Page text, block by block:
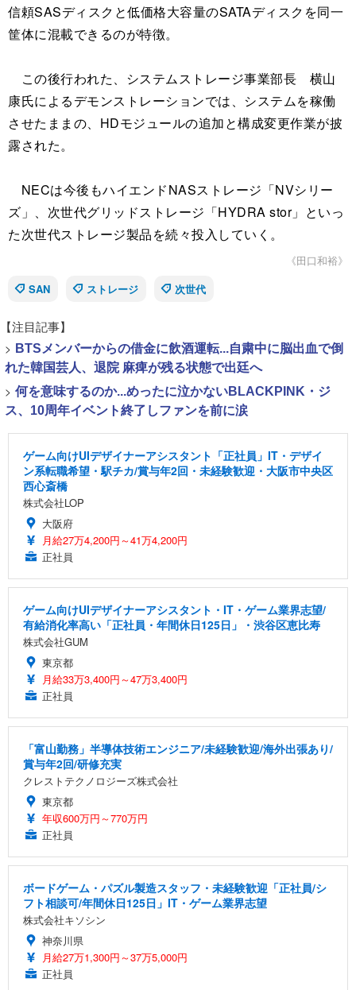
信頼SASディスクと低価格大容量のSATAディスクを同一
筐体に混載できるのが特徴。
この後行われた、システムストレージ事業部長 横山
康氏によるデモンストレーションでは、システムを稼働
させたままの、HDモジュールの追加と構成変更作業が披
露された。
NECは今後もハイエンドNASストレージ「NVシリー
ズ」、次世代グリッドストレージ「HYDRA stor」といっ
た次世代ストレージ製品を続々投入していく。
《田口和裕》
SAN
ストレージ 次世代
【注目記事】
> BTSメンバーからの借金に飲酒運転...自粛中に脳出血で倒
れた韓国芸人、退院 麻痺が残る状態で出廷へ
> 何を意味するのか...めったに泣かないBLACKPINK・ジ
ス、10周年イベント終了しファンを前に涙
ゲーム向けUIデザイナーアシスタント「正社員」IT・デザイ
ン系転職希望・駅チカ/賞与年2回・未経験歓迎・大阪市中央区
西心斎橋
株式会社LOP
大阪府
月給27万4,200円～41万4,200円
正社員
ゲーム向けUIデザイナーアシスタント・IT・ゲーム業界志望/
有給消化率高い「正社員・年間休日125日」・渋谷区恵比寿
株式会社GUM
東京都
月給33万3,400円～47万3,400円
正社員
「富山勤務」半導体技術エンジニア/未経験歓迎/海外出張あり/
賞与年2回/研修充実
クレストテクノロジーズ株式会社
東京都
年収600万円～770万円
正社員
ボードゲーム・パズル製造スタッフ・未経験歓迎「正社員/シ
フト相談可/年間休日125日」IT・ゲーム業界志望
株式会社キソシン
神奈川県
月給27万1,300円～37万5,000円
正社員